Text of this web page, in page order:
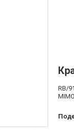
RB/
MIMO